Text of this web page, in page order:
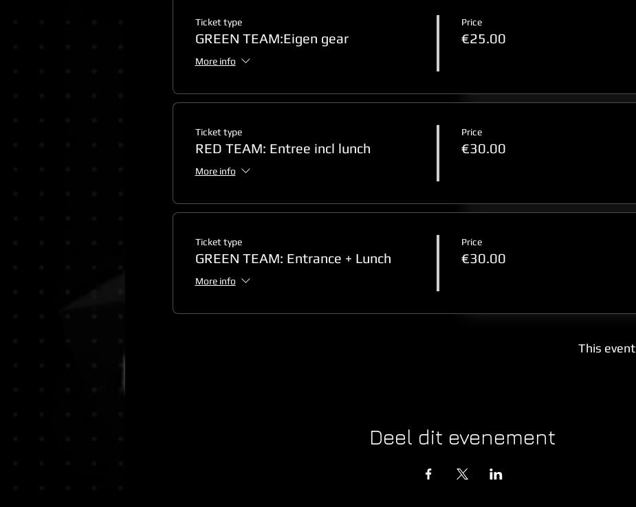
Ticket type
GREEN TEAM:Eigen gear
More info
Price
€25.00
Ticket type
RED TEAM: Entree incl lunch
More info
Price
€30.00
Ticket type
GREEN TEAM: Entrance + Lunch
More info
Price
€30.00
This
Deel dit evenement